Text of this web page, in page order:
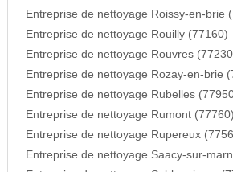
Entreprise de nettoyage Roissy-en-brie
Entreprise de nettoyage Rouilly (77160)
Entreprise de nettoyage Rouvres
Entreprise de nettoyage Rozay-en-brie
Entreprise de nettoyage Rubelles
Entreprise de nettoyage Rumont (77760)
Entreprise de nettoyage Rupereux
Entreprise de nettoyage Saacy-sur-